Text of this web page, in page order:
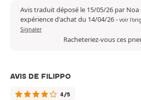
Avis traduit déposé le 15/05/26 par Noa
expérience d'achat du 14/04/26- voir
Signaler
Racheteriez-vous ces
AVIS DE FILIPPO
4/5